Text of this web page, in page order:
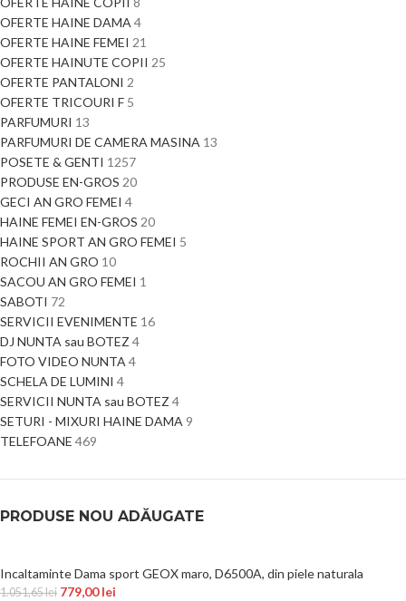
OFERTE HAINE DAMA 4
OFERTE HAINE FEMEI 21
OFERTE HAINUTE COPII 25
OFERTE PANTALONI 2
OFERTE TRICOURI F 5
PARFUMURI 13
PARFUMURI DE CAMERA MASINA 13
POSETE & GENTI 1257
PRODUSE EN-GROS 20
GECI AN GRO FEMEI 4
HAINE FEMEI EN-GROS 20
HAINE SPORT AN GRO FEMEI 5
ROCHII AN GRO 10
SACOU AN GRO FEMEI 1
SABOTI 72
SERVICII EVENIMENTE 16
DJ NUNTA sau BOTEZ 4
FOTO VIDEO NUNTA 4
SCHELA DE LUMINI 4
SERVICII NUNTA sau BOTEZ 4
SETURI - MIXURI HAINE DAMA 9
TELEFOANE 469
PRODUSE NOU ADĂUGATE
Incaltaminte Dama sport GEOX maro, D6500A, din piele naturala
1.051,65lei 779,00lei